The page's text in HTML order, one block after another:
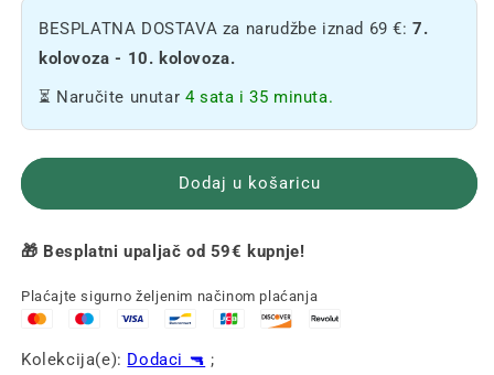
BIC
Mama
🔥
BIC
Mama
🔥
BESPLATNA DOSTAVA za narudžbe iznad 69 €:7.
kolovoza - 10. kolovoza.
⏳ Naručite unutar 4 sata i 35 minuta.
Dodaj u košaricu
🎁 Besplatni upaljač od 59€ kupnje!
Plaćajte sigurno željenim načinom plaćanja
Kolekcija(e): Dodaci 🔫 ;